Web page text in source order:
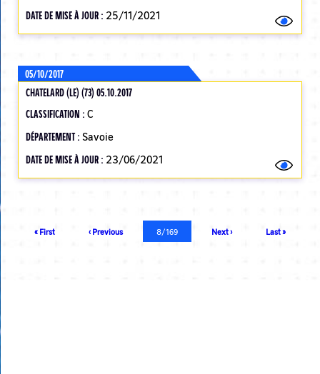
DATE DE MISE À JOUR : 25/11/2021
05/10/2017
CHATELARD (LE) (73) 05.10.2017
CLASSIFICATION : C
DÉPARTEMENT : Savoie
DATE DE MISE À JOUR : 23/06/2021
PaginationPremière
« First
Page
‹ Previous
Page
courante
8/169
Page
Next ›
Dernière
Last »